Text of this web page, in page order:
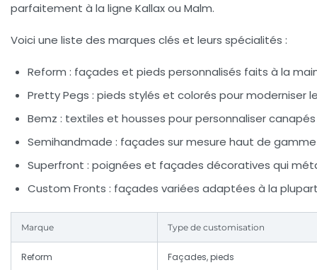
parfaitement à la ligne Kallax ou Malm.
Voici une liste des marques clés et leurs spécialités :
Reform : façades et pieds personnalisés faits à la
Pretty Pegs : pieds stylés et colorés pour moderniser
Bemz : textiles et housses pour personnaliser canapés
Semihandmade : façades sur mesure haut de
Superfront : poignées et façades décoratives qui
Custom Fronts : façades variées adaptées à la plupart
Marque Type de customisation
Reform Façades, pieds